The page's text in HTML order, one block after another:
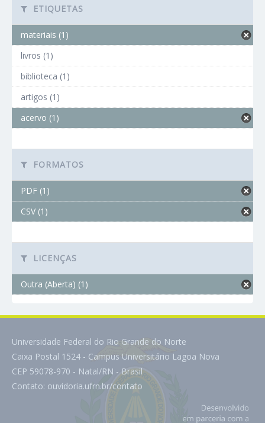
ETIQUETAS
materiais (1)
livros (1)
biblioteca (1)
artigos (1)
acervo (1)
FORMATOS
PDF (1)
CSV (1)
LICENÇAS
Outra (Aberta) (1)
Universidade Federal do Rio Grande do Norte
Caixa Postal 1524 - Campus Universitário Lagoa Nova
CEP 59078-970 - Natal/RN - Brasil
Contato: ouvidoria.ufrn.br/contato